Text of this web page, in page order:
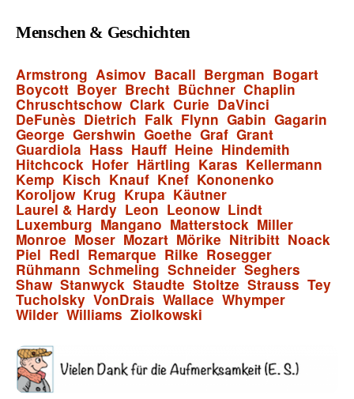
Menschen & Geschichten
Armstrong Asimov Bacall Bergman Bogart
Boycott Boyer Brecht Büchner Chaplin
Chruschtschow Clark Curie DaVinci
DeFunès Dietrich Falk Flynn Gabin Gagarin
George Gershwin Goethe Graf Grant
Guardiola Hass Hauff Heine Hindemith
Hitchcock Hofer Härtling Karas Kellermann
Kemp Kisch Knauf Knef Kononenko
Koroljow Krug Krupa Käutner
Laurel & Hardy Leon Leonow Lindt
Luxemburg Mangano Matterstock Miller
Monroe Moser Mozart Mörike Nitribitt Noack
Piel Redl Remarque Rilke Rosegger
Rühmann Schmeling Schneider Seghers
Shaw Stanwyck Staudte Stoltze Strauss Tey
Tucholsky VonDrais Wallace Whymper
Wilder Williams Ziolkowski